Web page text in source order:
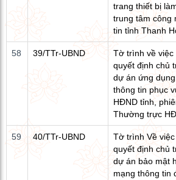
trang thiết bị
trung tâm công
tin tỉnh Thanh
58 39/TTr-UBND
Tờ trình về việc
quyết định chủ
dự án ứng
thông tin phục
HĐND tỉnh,
Thường trực
59 40/TTr-UBND
Tờ trình Về
quyết định chủ
dự án bảo mật
mạng thông tin